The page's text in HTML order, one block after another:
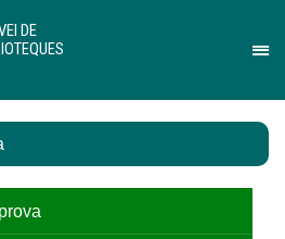
el
de
DE